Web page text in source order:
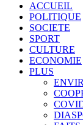
ACCUEIL
POLITIQUE
SOCIETE
SPORT
CULTURE
ECONOMIE
PLUS